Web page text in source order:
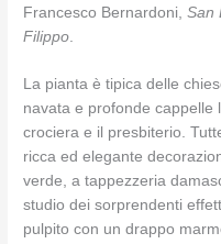
Francesco Bernardoni,San
Filippo
La pianta è tipica delle
navata e profonde cappelle
crociera e il presbiterio.
ricca ed elegante
verde, a tappezzeria
studio dei sorprendenti
pulpito con un drappo